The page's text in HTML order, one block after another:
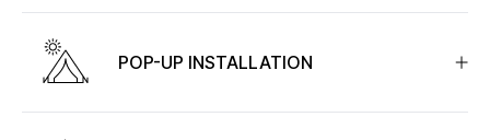
POP-UP INSTALLATION